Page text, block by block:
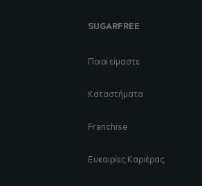
SUGARFREE
Ποιοί είμαστε
Καταστήματα
Franchise
Ευκαιρίες Καριέρας